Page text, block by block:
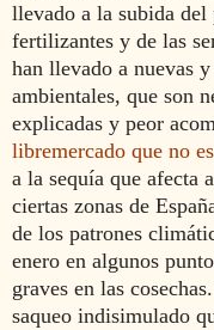
llevado a la subida
fertilizantes y de las
han llevado a nuevas
ambientales, que son
explicadas y peor
libremercado que no
a la sequía que afecta
ciertas zonas de
de los patrones
enero en algunos
graves en las
saqueo indisimulado